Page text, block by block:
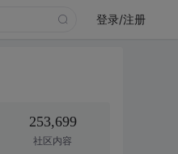
登录/注册
253,699
社区内容